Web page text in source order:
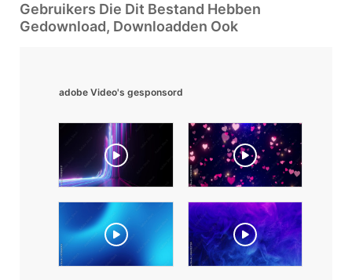
Gebruikers Die Dit Bestand Hebben
Gedownload, Downloadden Ook
adobe Video's gesponsord